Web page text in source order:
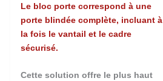
Le bloc porte correspond à une
porte blindée complète, incluant à
la fois le vantail et le cadre
sécurisé.
Cette solution offre le plus haut